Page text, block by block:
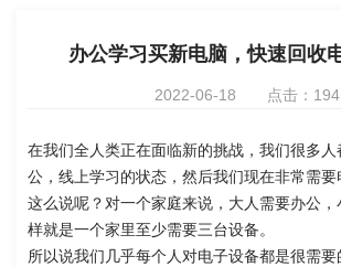
办公学习买新电脑，快速回收
2022-06-18 点击：194
在我们全人类正在面临新的挑战，我们很多
公，线上学习的状态，然后我们现在非常需
这么说呢？对一个家庭来说，大人需要办公
样就是一个家里至少需要三台设备。
所以说我们几乎每个人对电子设备都是很需